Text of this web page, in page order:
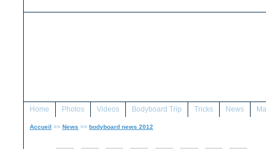
Home Photos Videos Bodyboard Trip Tricks News
Accueil >> News >> bodyboard news 2012